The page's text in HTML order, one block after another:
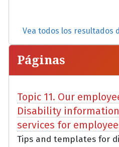
Vea todos los resultados
Páginas
Topic 11. Our
Disability
services for
Tips and templates for